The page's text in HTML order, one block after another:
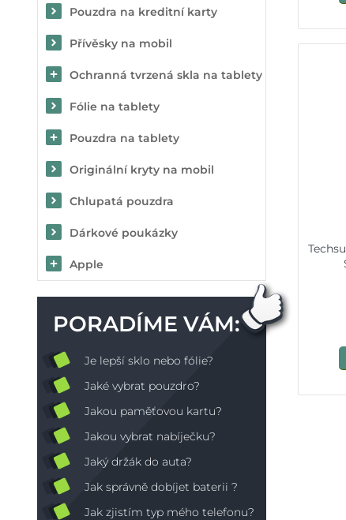
Pouzdra na kreditní karty
Přívěsky na mobil
Ochranná tvrzená skla na tablety
Fólie na tablety
Pouzdra na tablety
Originální kryty na mobil
Chlupatá pouzdra
Dárkové poukázky
Apple
PORADÍME VÁM:
Je lepší sklo nebo fólie?
Jaké vybrat pouzdro?
Jakou paměťovou kartu?
Jakou vybrat nabíječku?
Jaký držák do auta?
Jak správně dobíjet baterii ?
Jak zjistím typ mého telefonu?